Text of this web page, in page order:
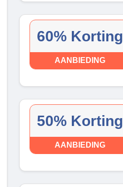
60% Korting
AANBIEDING
50% Korting
AANBIEDING